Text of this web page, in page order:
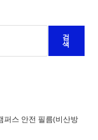
검
색
퍼스 안전 필름(비산방